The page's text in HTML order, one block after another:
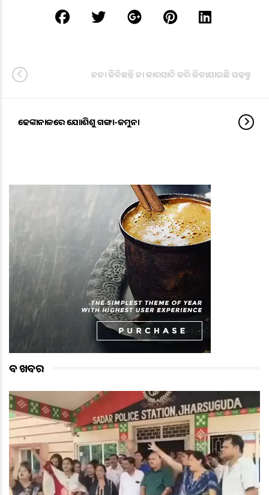
ନନା ଜିତିଛନ୍ତି ନା କାରସାଦି କରି ଜିତାଯାଇଛି ପଢ଼ନ୍ତୁ
ଢେଙ୍କାନାଳରେ ଯୋଡାଶିଶୁ ଗଙ୍ଗା-ଜମୁନା
ବଡ ଖବର